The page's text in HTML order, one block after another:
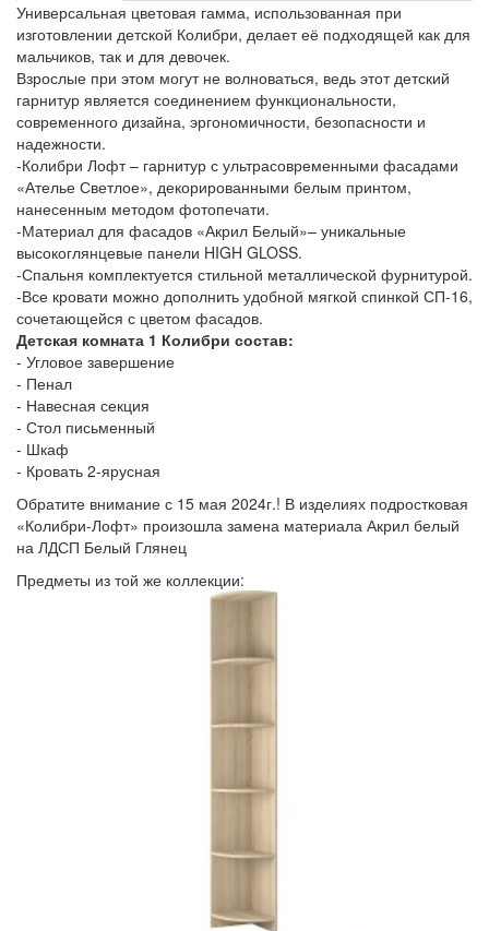
Универсальная цветовая гамма, использованная при
изготовлении детской Колибри, делает её подходящей как для
мальчиков, так и для девочек.
Взрослые при этом могут не волноваться, ведь этот детский
гарнитур является соединением функциональности,
современного дизайна, эргономичности, безопасности и
надежности.
-Колибри Лофт – гарнитур с ультрасовременными фасадами
«Ателье Светлое», декорированными белым принтом,
нанесенным методом фотопечати.
-Материал для фасадов «Акрил Белый»– уникальные
высокоглянцевые панели HIGH GLOSS.
-Спальня комплектуется стильной металлической фурнитурой.
-Все кровати можно дополнить удобной мягкой спинкой СП-16,
сочетающейся с цветом фасадов.
Детская комната 1 Колибри состав:
- Угловое завершение
- Пенал
- Навесная секция
- Стол письменный
- Шкаф
- Кровать 2-ярусная
Обратите внимание с 15 мая 2024г.! В изделиях подростковая
«Колибри-Лофт» произошла замена материала Акрил белый
на ЛДСП Белый Глянец
Предметы из той же коллекции: